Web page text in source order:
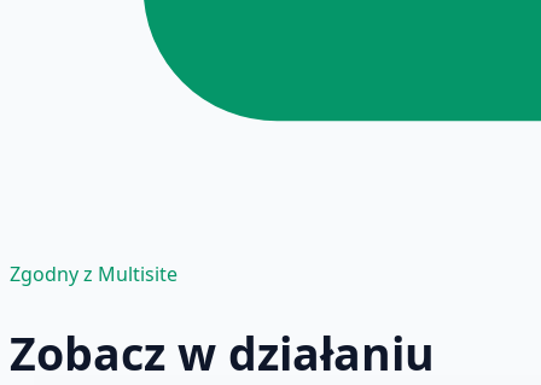
Zgodny z Multisite
Zobacz w działaniu